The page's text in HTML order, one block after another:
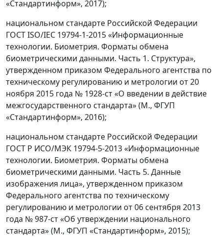
«Стандартинформ», 2017);
национальном стандарте Российской Федерации
ГОСТ ISO/IEC 19794-1-2015 «Информационные
технологии. Биометрия. Форматы обмена
биометрическими данными. Часть 1. Структура»,
утвержденном приказом Федерального агентства по
техническому регулированию и метрологии от 20
ноября 2015 года № 1928-ст «О введении в действие
межгосударственного стандарта» (М., ФГУП
«Стандартинформ», 2016);
национальном стандарте Российской Федерации
ГОСТ Р ИСО/МЭК 19794-5-2013 «Информационные
технологии. Биометрия. Форматы обмена
биометрическими данными. Часть 5. Данные
изображения лица», утвержденном приказом
Федерального агентства по техническому
регулированию и метрологии от 06 сентября 2013
года № 987-ст «Об утверждении национального
стандарта» (М., ФГУП «Стандартинформ», 2015);